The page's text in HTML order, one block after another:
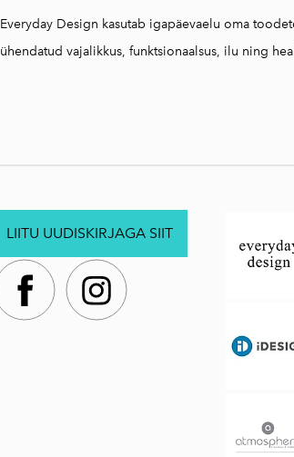
Everyday Design kasutab igapäevaelu oma
ühendatud vajalikkus, funktsionaalsus, ilu ning
LIITU UUDISKIRJAGA SIIT